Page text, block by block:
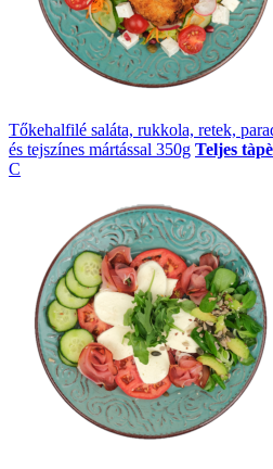
Tőkehalfilé saláta, rukkola, retek,
és tejszínes mártással 350g Teljes
C